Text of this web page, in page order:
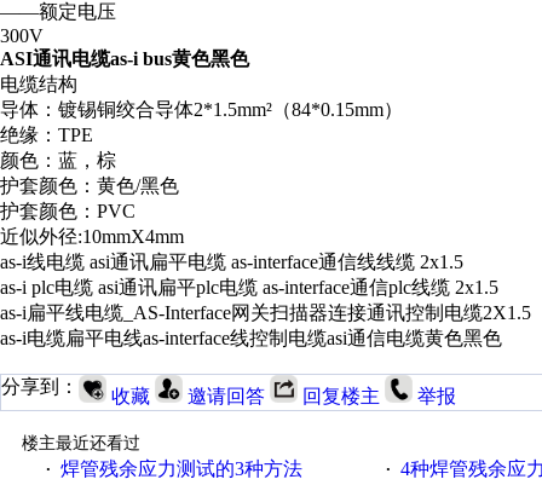
——额定电压
300V
ASI通讯电缆as-i bus黄色黑色
电缆结构
导体：镀锡铜绞合导体2*1.5mm²（84*0.15mm）
绝缘：TPE
颜色：蓝，棕
护套颜色：黄色/黑色
护套颜色：PVC
近似外径:10mmX4mm
as-i线电缆 asi通讯扁平电缆 as-interface通信线线缆 2x1.5
as-i plc电缆 asi通讯扁平plc电缆 as-interface通信plc线缆 2x1.5
as-i扁平线电缆_AS-Interface网关扫描器连接通讯控制电缆2X1.5
as-i电缆扁平电线as-interface线控制电缆asi通信电缆黄色黑色
分享到： 收藏 邀请回答 回复楼主 举报
楼主最近还看过
· 焊管残余应力测试的3种方法 · 4种焊管残余应